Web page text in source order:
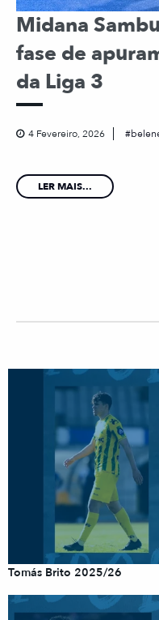
Midana
fase de
da Liga 3
4 Fevereiro, 2026
LER MAIS...
Tomás Brito 2025/26